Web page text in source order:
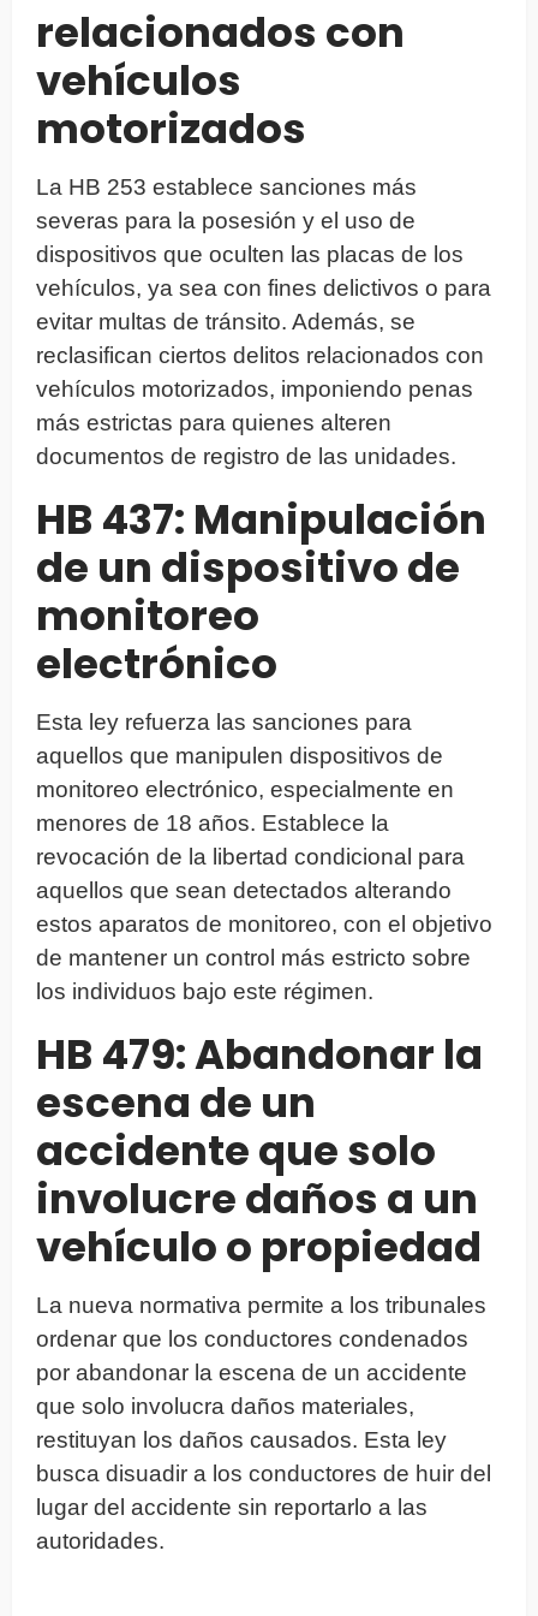
relacionados con
vehículos
motorizados
La HB 253 establece sanciones más
severas para la posesión y el uso de
dispositivos que oculten las placas de los
vehículos, ya sea con fines delictivos o para
evitar multas de tránsito. Además, se
reclasifican ciertos delitos relacionados con
vehículos motorizados, imponiendo penas
más estrictas para quienes alteren
documentos de registro de las unidades.
HB 437: Manipulación
de un dispositivo de
monitoreo
electrónico
Esta ley refuerza las sanciones para
aquellos que manipulen dispositivos de
monitoreo electrónico, especialmente en
menores de 18 años. Establece la
revocación de la libertad condicional para
aquellos que sean detectados alterando
estos aparatos de monitoreo, con el objetivo
de mantener un control más estricto sobre
los individuos bajo este régimen.
HB 479: Abandonar la
escena de un
accidente que solo
involucre daños a un
vehículo o propiedad
La nueva normativa permite a los tribunales
ordenar que los conductores condenados
por abandonar la escena de un accidente
que solo involucra daños materiales,
restituyan los daños causados. Esta ley
busca disuadir a los conductores de huir del
lugar del accidente sin reportarlo a las
autoridades.